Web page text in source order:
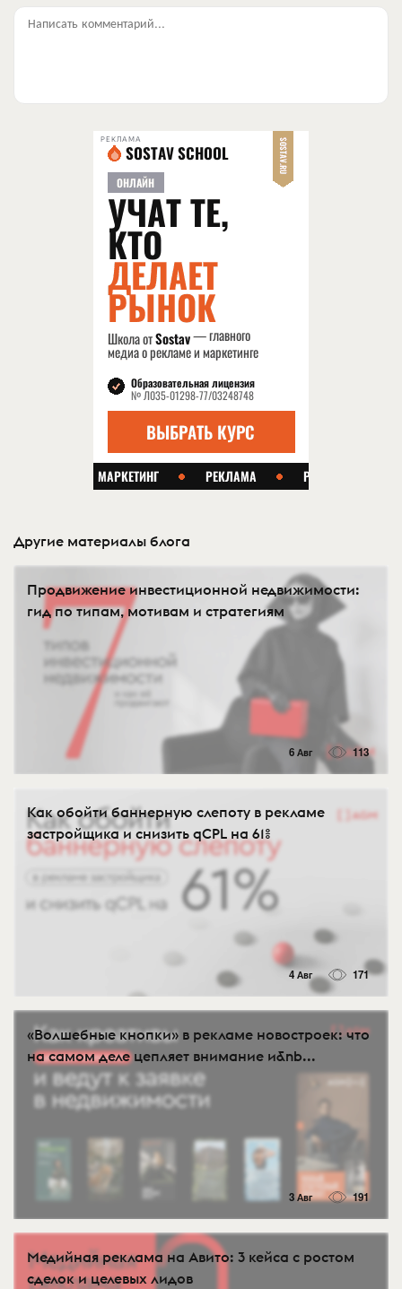
Написать комментарий...
РЕКЛАМА
Другие материалы блога
Продвижение инвестиционной недвижимости:
гид по типам, мотивам и стратегиям
6 Авг 113
Как обойти баннерную слепоту в рекламе
застройщика и снизить qCPL на 61%
4 Авг 171
«Волшебные кнопки» в рекламе новостроек: что
на самом деле цепляет внимание и&nb...
3 Авг 191
Медийная реклама на Авито: 3 кейса с ростом
сделок и целевых лидов